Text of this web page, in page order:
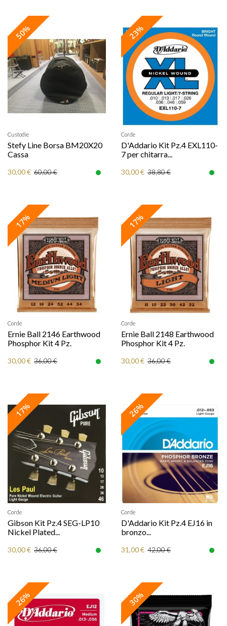
50%
Custodie
Stefy Line Borsa BM20X20
Cassa
30,00 € 60,00 €
23%
Corde
D'Addario Kit Pz.4 EXL110-
7 per chitarra...
30,00 € 38,80 €
17%
Corde
Ernie Ball 2146 Earthwood
Phosphor Kit 4 Pz.
30,00 € 36,00 €
17%
Corde
Ernie Ball 2148 Earthwood
Phosphor Kit 4 Pz.
30,00 € 36,00 €
17%
Corde
Gibson Kit Pz.4 SEG-LP10
Nickel Plated...
30,00 € 36,00 €
26%
Corde
D'Addario Kit Pz.4 EJ16 in
bronzo...
31,00 € 42,00 €
26% 30%